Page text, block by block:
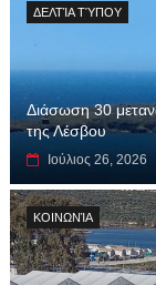
ΔΕΛΤΊΑ ΤΎΠΟΥ
Διάσωση 30
της Λέσβου
Ιούλιος 26, 2026
ΚΟΙΝΩΝΊΑ